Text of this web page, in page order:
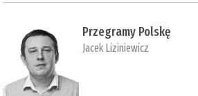
Przegramy Polskę
Jacek Liziniewicz